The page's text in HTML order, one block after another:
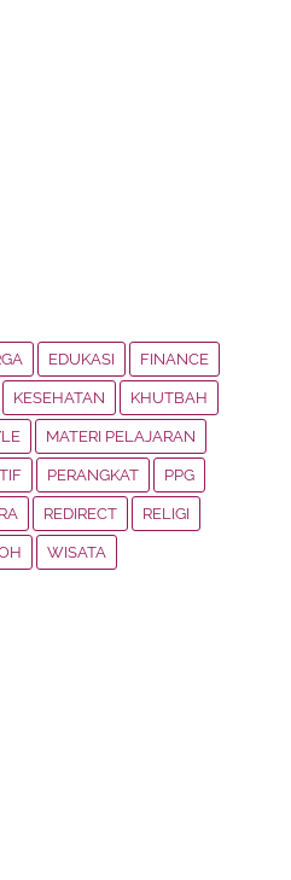
EDUKASI FINANCE
KESEHATAN KHUTBAH
MATERI PELAJARAN
PERANGKAT PPG
REDIRECT RELIGI
WISATA